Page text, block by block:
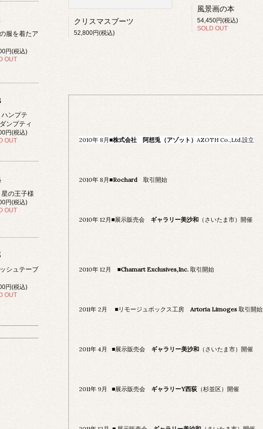
クリスマスブーツ
52,800円(税込)
風景画の本
54,450円(税込)
SOLD OUT
2010年 8月■株式会社 阿想兎（アゾット） AZOTH Co.,Ltd.設立
2010年 8月■Rochard取引開始
2010年 12月■展示販売会 ギャラリー美沙和 （さいたま市）開催
2010年 12月 ■Chamart Exclusives,Inc. 取引開始
2011年 2月 ■リモージュボックス工房 Artoria Limoges 取引開始
2011年 4月 ■展示販売会 ギャラリー美沙和 （さいたま市）開催
2011年 9月 ■展示販売会 ギャラリーY西荻 （杉並区）開催
服を着たア
円(税込)
OUT
ハンプテ
ンプティ
円(税込)
OUT
星の王子様
円(税込)
OUT
シュテーブ
円(税込)
OUT